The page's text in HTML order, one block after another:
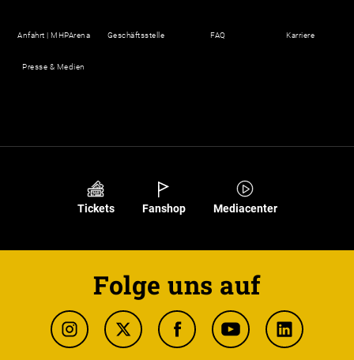
Anfahrt | MHPArena Geschäftsstelle FAQ Karriere
Presse & Medien
Tickets Fanshop Mediacenter
Folge uns auf